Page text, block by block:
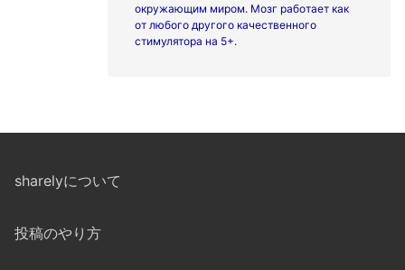
окружающим миром. Мозг работает как
от любого другого качественного
стимулятора на 5+.
sharelyについて
投稿のやり方